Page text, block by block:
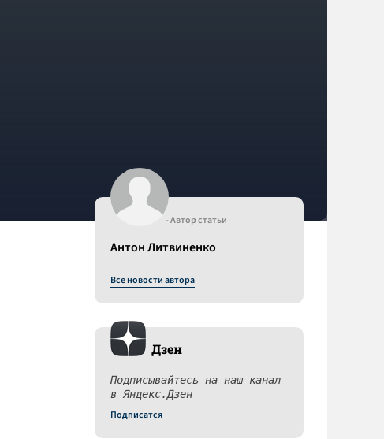
- Автор статьи
Антон Литвиненко
Все новости автора
Дзен
Подписывайтесь на наш канал
в Яндекс.Дзен
Подписатся